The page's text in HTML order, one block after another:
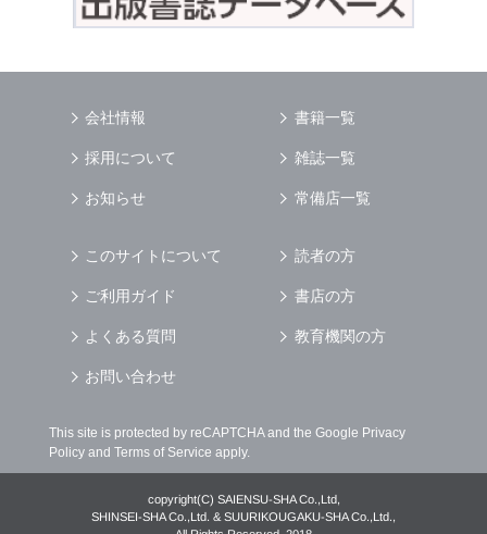
会社情報
採用について
お知らせ
書籍一覧
雑誌一覧
常備店一覧
このサイトについて
ご利用ガイド
よくある質問
お問い合わせ
読者の方
書店の方
教育機関の方
This site is protected by reCAPTCHA and the Google Privacy
Policyand Terms of Service apply.
copyright(C) SAIENSU-SHA Co.,Ltd,
SHINSEI-SHA Co.,Ltd. & SUURIKOUGAKU-SHA Co.,Ltd.,